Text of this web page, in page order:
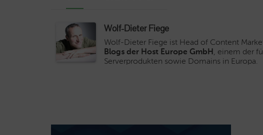
Wolf-Dieter Fiege
Wolf-Dieter Fiege ist Head of Content
Blogs der Host Europe GmbH, einem der
Serverprodukten sowie Domains in Europa.